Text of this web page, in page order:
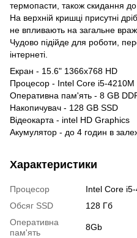
термопасти, також скидання
На верхній кришці присутні
не впливають на загальне
Чудово підійде для роботи,
інтернеті.
Екран - 15.6" 1366x768 HD
Процесор - Intel Core i5-4210M
Оперативна пам'ять - 8 GB
Накопичувач - 128 GB SSD
Відеокарта - intel HD Graphics
Акумулятор - до 4 годин в
Характеристики
Процесор
Intel Core
Обсяг SSD
128 Гб
Оперативна
пам'ять
8Gb